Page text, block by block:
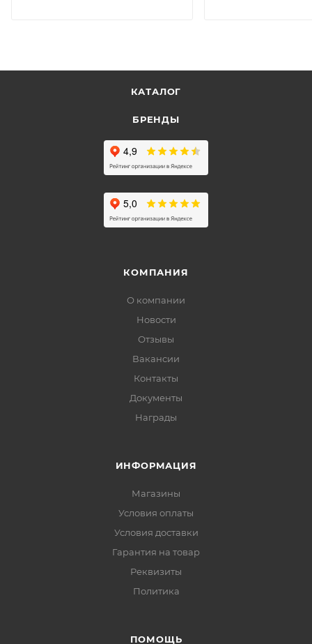
КАТАЛОГ
БРЕНДЫ
КОМПАНИЯ
О компании
Новости
Отзывы
Вакансии
Контакты
Документы
Награды
ИНФОРМАЦИЯ
Магазины
Условия оплаты
Условия доставки
Гарантия на товар
Реквизиты
Политика
ПОМОЩЬ